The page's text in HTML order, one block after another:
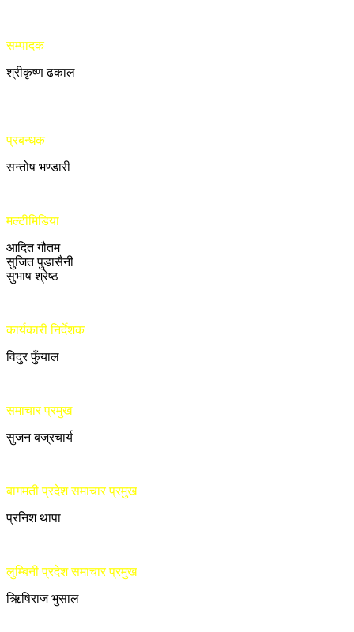
सम्पादक
श्रीकृष्ण ढकाल
प्रबन्धक
सन्तोष भण्डारी
मल्टीमिडिया
आदित गौतम
सुजित पुडासैनी
सुभाष श्रेष्ठ
कार्यकारी निर्देशक
विदुर फुँयाल
समाचार प्रमुख
सुजन बज्रचार्य
बागमती प्रदेश समाचार प्रमुख
प्रनिश थापा
लुम्बिनी प्रदेश समाचार प्रमुख
ऋिषिराज भुसाल